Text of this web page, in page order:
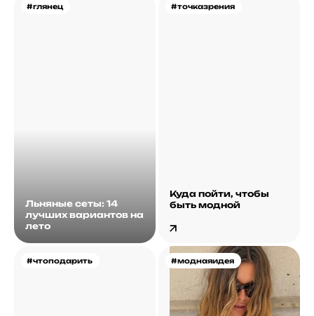
#глянец
Льняные сеты: 14
лучших вариантов на
лето
#точказрения
Куда пойти, чтобы
быть модной
#чтоподарить #моднаяидея